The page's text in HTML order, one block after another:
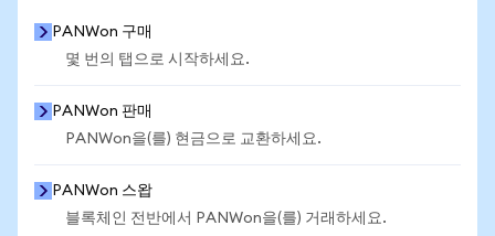
PANWon 구매
몇 번의 탭으로 시작하세요.
PANWon 판매
PANWon을(를) 현금으로 교환하세요.
PANWon 스왑
블록체인 전반에서 PANWon을(를) 거래하세요.